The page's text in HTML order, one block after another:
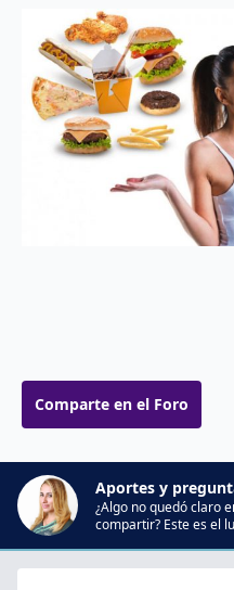
Comparte en el Foro
Aportes y
¿Algo no quedó claro
compartir? Este es el